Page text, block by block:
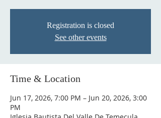
Registration is closed
See other events
Time & Location
Jun 17, 2026, 7:00 PM – Jun 20, 2026, 3:00
PM